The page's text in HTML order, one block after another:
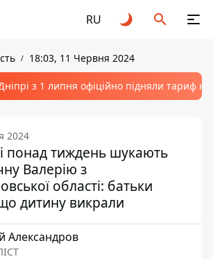
RU
18:03, 11 Червня 2024
з 1 липня офіційно підняли тариф
2024
понад тиждень шукають
Валерію з
області: батьки
дитину викрали
Александров